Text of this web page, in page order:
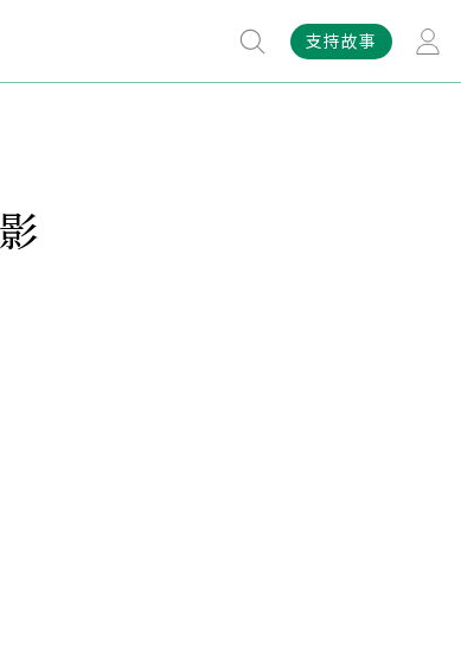
支持故事